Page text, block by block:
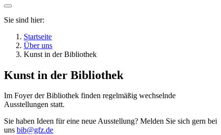
Sie sind hier:
Startseite
Über uns
Kunst in der Bibliothek
Kunst in der Bibliothek
Im Foyer der Bibliothek finden regelmäßig wechselnde
Ausstellungen statt.
Sie haben Ideen für eine neue Ausstellung? Melden Sie sich gern bei
uns bib@gfz.de